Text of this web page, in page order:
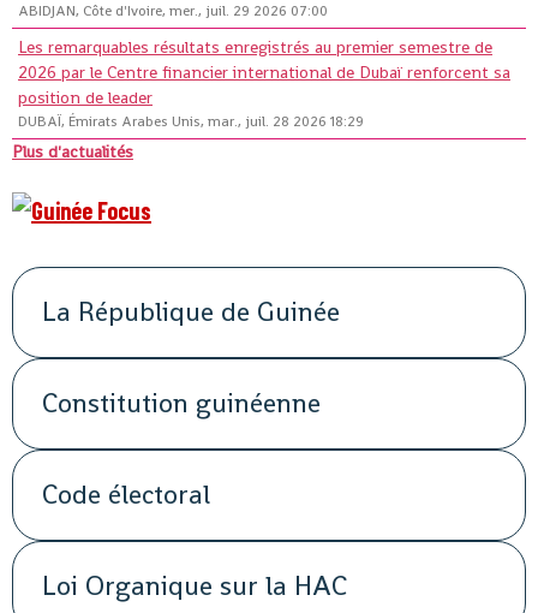
ABIDJAN, Côte d'Ivoire, mer., juil. 29 2026 07:00
Les remarquables résultats enregistrés au premier semestre de
2026 par le Centre financier international de Dubaï renforcent sa
position de leader
DUBAÏ, Émirats Arabes Unis, mar., juil. 28 2026 18:29
Plus d'actualités
La République de Guinée
Constitution guinéenne
Code électoral
Loi Organique sur la HAC